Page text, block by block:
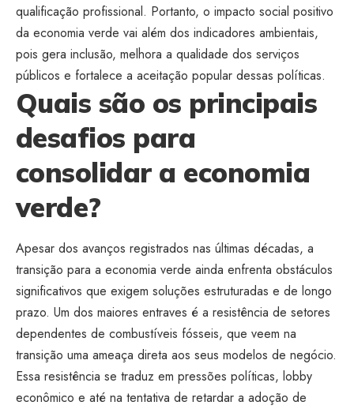
qualificação profissional. Portanto, o impacto social positivo
da economia verde vai além dos indicadores ambientais,
pois gera inclusão, melhora a qualidade dos serviços
públicos e fortalece a aceitação popular dessas políticas.
Quais são os principais
desafios para
consolidar a economia
verde?
Apesar dos avanços registrados nas últimas décadas, a
transição para a economia verde ainda enfrenta obstáculos
significativos que exigem soluções estruturadas e de longo
prazo. Um dos maiores entraves é a resistência de setores
dependentes de combustíveis fósseis, que veem na
transição uma ameaça direta aos seus modelos de negócio.
Essa resistência se traduz em pressões políticas, lobby
econômico e até na tentativa de retardar a adoção de